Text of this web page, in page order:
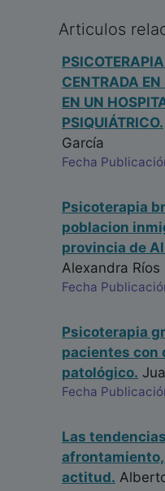
Articulos
CENTRADA
EN UN
PSIQUIÁTRICO.
García
Fecha
Psicoterapia
poblacion
provincia de
Alexandra Ríos
Fecha
Psicoterapia
pacientes con
patológico.
Fecha
Las
actitud.